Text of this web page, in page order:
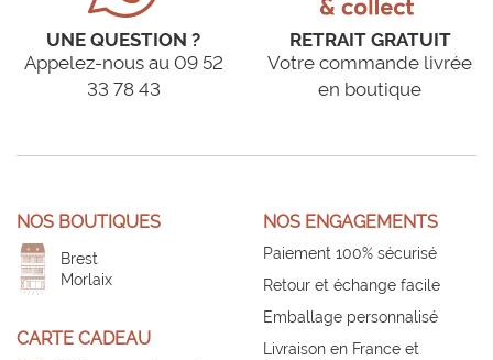
UNE QUESTION ?
Appelez-nous au 09 52
33 78 43
RETRAIT GRATUIT
Votre commande livrée
en boutique
NOS BOUTIQUES
Brest
Morlaix
CARTE CADEAU
NOS ENGAGEMENTS
Paiement 100% sécurisé
Retour et échange facile
Emballage personnalisé
Livraison en France et